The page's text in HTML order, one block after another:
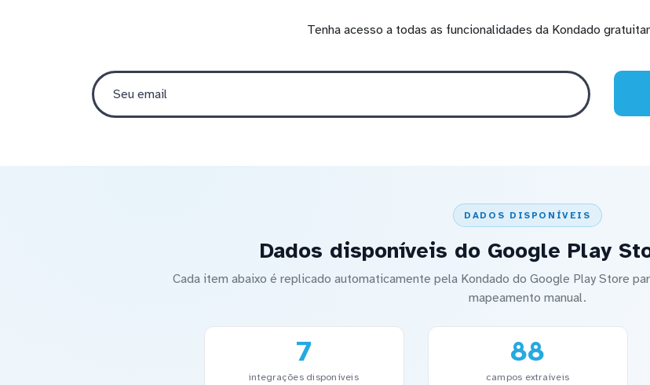
Tenha acesso a todas as funcionalidades da Kondado
DADOS DISPONÍVEIS
Dados disponíveis do Google Play
Cada item abaixo é replicado automaticamente pela Kondado do Google Play Store
mapeamento manual.
7
integrações disponíveis
88
campos extraíveis